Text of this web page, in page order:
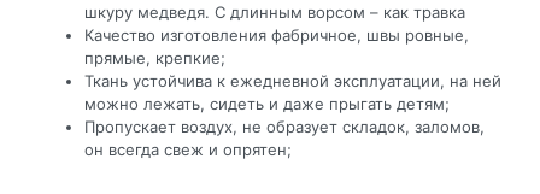
шкуру медведя. С длинным ворсом – как травка
Качество изготовления фабричное, швы ровные,
прямые, крепкие;
Ткань устойчива к ежедневной эксплуатации, на ней
можно лежать, сидеть и даже прыгать детям;
Пропускает воздух, не образует складок, заломов,
он всегда свеж и опрятен;